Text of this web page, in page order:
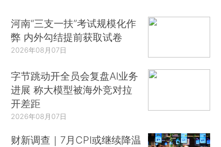
河南“三支一扶”考试规模化作
弊 内外勾结提前获取试卷
2026年08月07日
字节跳动开全员会复盘AI业务
进展 称大模型被海外竞对拉
开差距
2026年08月07日
财新调查｜7月CPI或继续降温